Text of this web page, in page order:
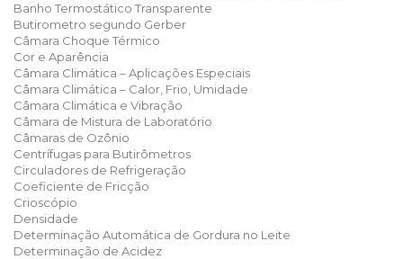
Banho Termostático Transparente
Butirometro segundo Gerber
Câmara Choque Térmico
Cor e Aparência
Câmara Climática – Aplicações Especiais
Câmara Climática – Calor, Frio, Umidade
Câmara Climática e Vibração
Câmara de Mistura de Laboratório
Câmaras de Ozônio
Centrífugas para Butirômetros
Circuladores de Refrigeração
Coeficiente de Fricção
Crioscópio
Densidade
Determinação Automática de Gordura no Leite
Determinação de Acidez